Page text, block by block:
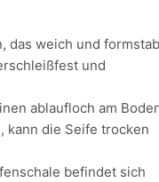
das weich und
und
ablaufloch am
kann die Seife trocken
befindet sich